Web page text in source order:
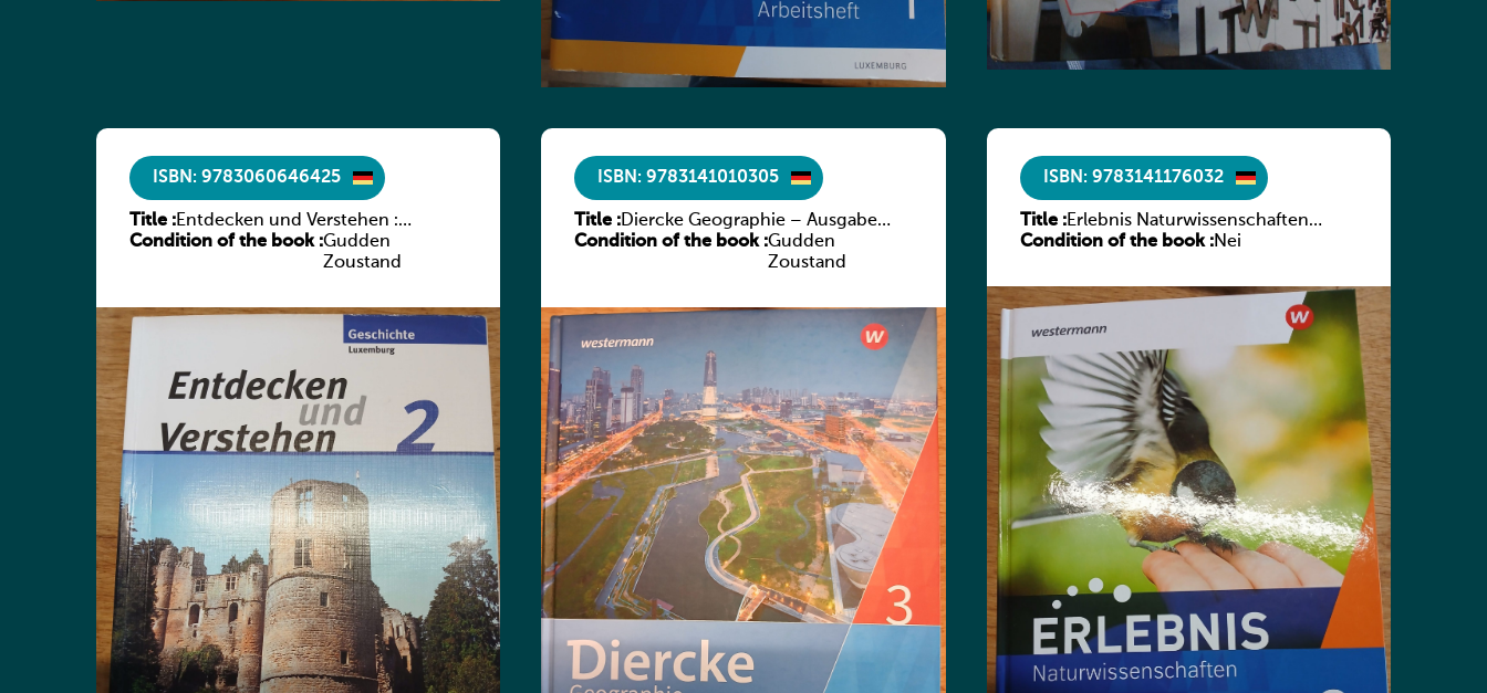
ISBN: 9783060646425
Title :Entdecken und Verstehen :
Geschichtsbuch für den
Technischen Sekundarunterricht in
Condition of the book :Gudden
Zoustand
ISBN: 9783141010305
Title :Diercke Geographie – Ausgabe
2019 für Luxemburg Schülerband
Condition of the book :Gudden
Zoustand
ISBN: 9783141176032
Title :Erlebnis Naturwissenschaften
Luxemburg Band 2 SB
Condition of the book :Nei